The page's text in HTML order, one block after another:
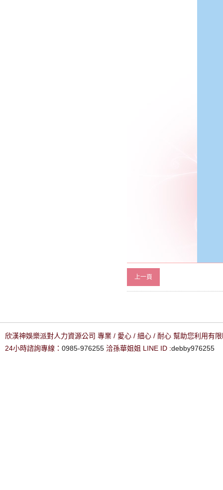
上一頁
欣漢神娛樂派對人力資源公司 專業 / 愛心 / 細心 / 耐心 幫助您利用有
24小時諮詢專線： 0985-976255 洽孫華姐姐 LINE ID :debby976255